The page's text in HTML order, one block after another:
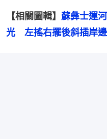
【相關圖輯】 蘇彝士運
光　左搖右擺後斜插岸邊